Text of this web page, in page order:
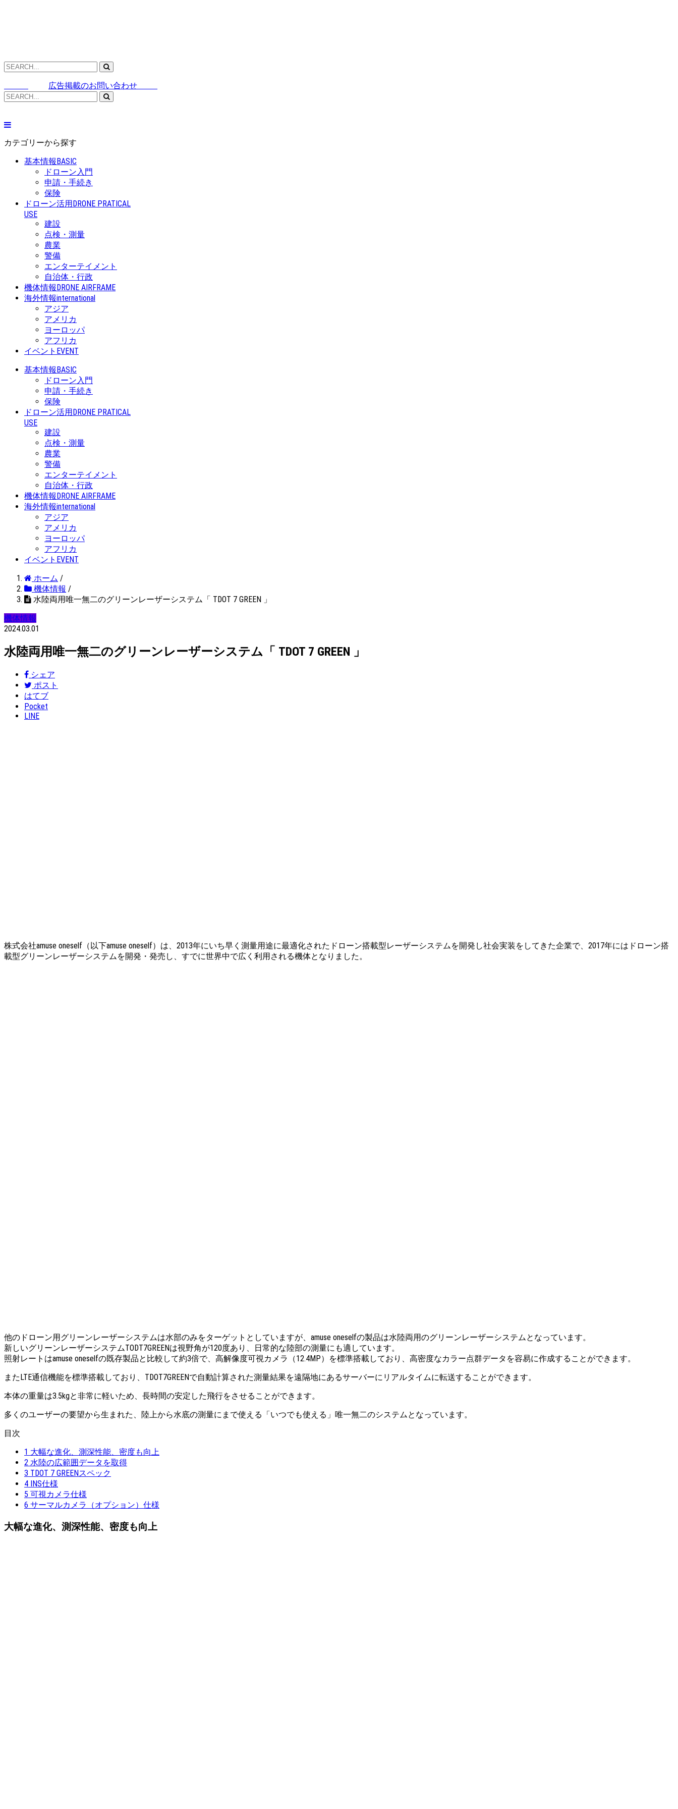
広告掲載のお問い合わせ
カテゴリーから探す
基本情報BASIC
ドローン入門
申請・手続き
保険
ドローン活用DRONE PRATICAL
USE
建設
点検・測量
農業
警備
エンターテイメント
自治体・行政
機体情報DRONE AIRFRAME
海外情報international
アジア
アメリカ
ヨーロッパ
アフリカ
イベント EVENT
基本情報BASIC
ドローン入門
申請・手続き
保険
ドローン活用DRONE PRATICAL
USE
建設
点検・測量
農業
警備
エンターテイメント
自治体・行政
機体情報DRONE AIRFRAME
海外情報international
アジア
アメリカ
ヨーロッパ
アフリカ
イベント EVENT
ホーム /
機体情報 /
水陸両用唯一無二のグリーンレーザーシステム「 TDOT 7 GREEN 」
機体情報
2024.03.01
水陸両用唯一無二のグリーンレーザーシステム「 TDOT 7 GREEN 」
シェア
ポスト
はてブ
Pocket
LINE
株式会社amuse oneself（以下amuse oneself）は、2013年にいち早く測量用途に最適化されたドローン搭載型レーザーシステムを開発し社会実装をしてきた企業で、2017年にはドローン搭
載型グリーンレーザーシステムを開発・発売し、すでに世界中で広く利用される機体となりました。
他のドローン用グリーンレーザーシステムは水部のみをターゲットとしていますが、amuse oneselfの製品は水陸両用のグリーンレーザーシステムとなっています。
新しいグリーンレーザーシステムTODT7GREENは視野角が120度あり、日常的な陸部の測量にも適しています。
照射レートはamuse oneselfの既存製品と比較して約3倍で、高解像度可視カメラ（12.4MP）を標準搭載しており、高密度なカラー点群データを容易に作成することができます。
またLTE通信機能を標準搭載しており、TDOT7GREENで自動計算された測量結果を遠隔地にあるサーバーにリアルタイムに転送することができます。
本体の重量は3.5kgと非常に軽いため、長時間の安定した飛行をさせることができます。
多くのユーザーの要望から生まれた、陸上から水底の測量にまで使える「いつでも使える」唯一無二のシステムとなっています。
目次
1 大幅な進化、測深性能、密度も向上
2 水陸の広範囲データを取得
3 TDOT 7 GREENスペック
4 INS仕様
5 可視カメラ仕様
6 サーマルカメラ（オプション）仕様
大幅な進化、測深性能、密度も向上